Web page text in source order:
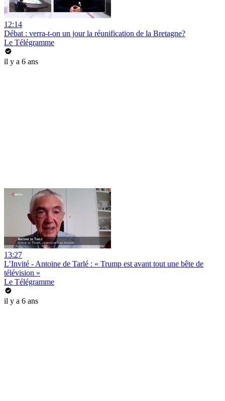
12:14
Débat : verra-t-on un jour la réunification de la Bretagne?
Le Télégramme
il y a 6 ans
13:27
L’Invité - Antoine de Tarlé : « Trump est avant tout une bête de
télévision »
Le Télégramme
il y a 6 ans